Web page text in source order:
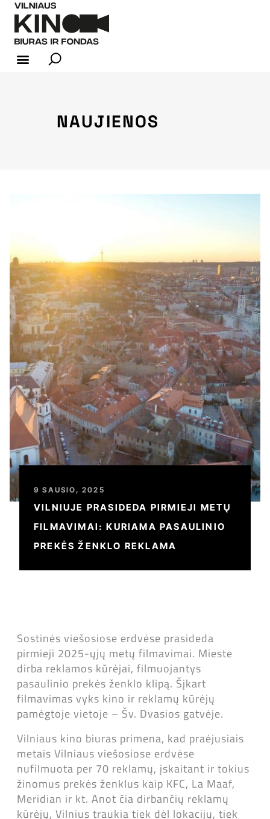
NAUJIENOS
9 SAUSIO, 2025
VILNIUJE PRASIDEDA PIRMIEJI METŲ
FILMAVIMAI: KURIAMA PASAULINIO
PREKĖS ŽENKLO REKLAMA
Sostinės viešosiose erdvėse prasideda
pirmieji 2025-ųjų metų filmavimai. Mieste
dirba reklamos kūrėjai, filmuojantys
pasaulinio prekės ženklo klipą. Šįkart
filmavimas vyks kino ir reklamų kūrėjų
pamėgtoje vietoje – Šv. Dvasios gatvėje.
Vilniaus kino biuras primena, kad praėjusiais
metais Vilniaus viešosiose erdvėse
nufilmuota per 70 reklamų, įskaitant ir tokius
žinomus prekės ženklus kaip KFC, La Maaf,
Meridian ir kt. Anot čia dirbančių reklamų
kūrėjų, Vilnius traukia tiek dėl lokacijų, tiek